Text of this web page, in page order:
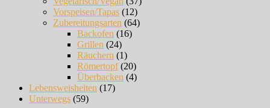
Vorspeisen/Tapas (12)
Zubereitungsarten (64)
Backofen (16)
Grillen (24)
Räuchern (1)
Römertopf(20)
Überbacken (4)
Lebensweisheiten (17)
Unterwegs (59)